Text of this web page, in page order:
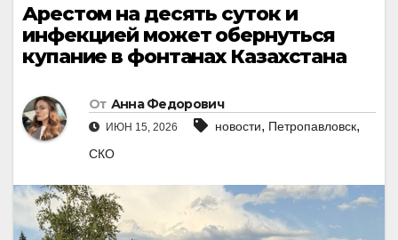
Арестом на десять суток и
инфекцией может обернуться
купание в фонтанах Казахстана
От Анна Федорович
ИЮН 15, 2026 новости, Петропавловск,
СКО